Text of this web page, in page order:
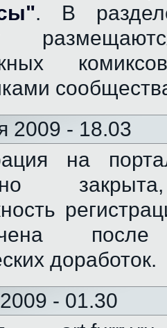
. В
2009 - 18.03
на
после
доработок.
- 01.30